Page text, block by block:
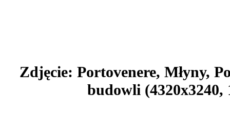
Zdjęcie: Portovenere, Młyny,
budowli (4320x3240,